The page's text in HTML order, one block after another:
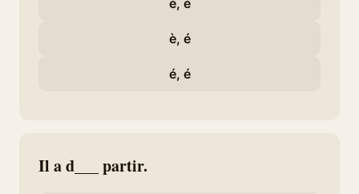
é, è
è, é
é, é
Il a d___ partir.